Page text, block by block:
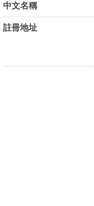
中文名稱
註冊地址